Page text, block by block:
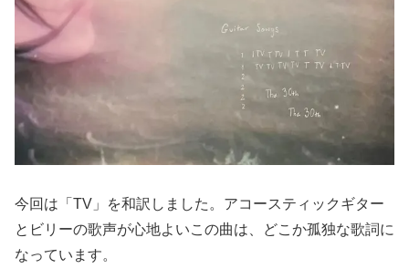
今回は「TV」を和訳しました。アコースティックギター
とビリーの歌声が心地よいこの曲は、どこか孤独な歌詞に
なっています。